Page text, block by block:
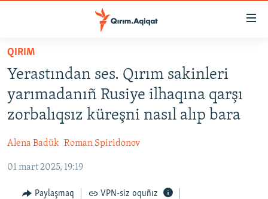
Esas
qaytmaq
Baş
navigatsiyağa
qaytmaq
Qıdıruvğa
İQTİSADİYAT
MEDENİYET
İNSAN AQLARI
VİDEO
QIRIM
Yerastından ses. Qırım sakinleri
yarımadanıñ Rusiye ilhaqına qarşı
zorbalıqsız küreşni nasıl alıp bara
Alena Badük Roman Spiridonov
01 mart 2025, 19:19
Paylaşmaq VPN-siz oquñız